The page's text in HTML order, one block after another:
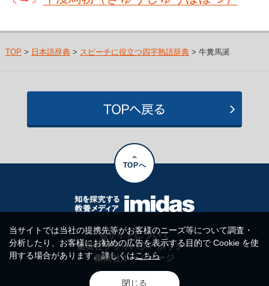
TOP > 日本語辞典> スピーチに役立つ四字熟語辞典> 牛糞馬涎
TOPへ
当サイトについて
集英社プライバシーポリシー
集英社ホームページ
当サイトでは当社の提携先等がお客様のニーズ等について調査・
分析したり、お客様にお勧めの広告を表示する目的で Cookie を使
用する場合があります。詳しくはこちら
閉じる